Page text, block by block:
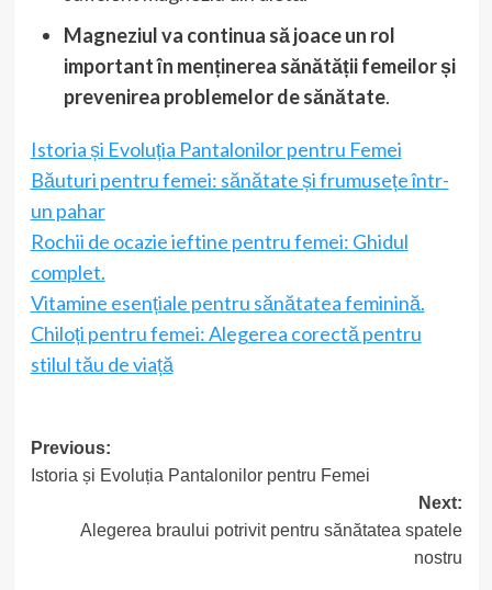
Magneziul va continua să joace un rol
important în menținerea sănătății femeilor și
prevenirea problemelor de sănătate.
Istoria și Evoluția Pantalonilor pentru Femei
Băuturi pentru femei: sănătate și frumusețe într-
un pahar
Rochii de ocazie ieftine pentru femei: Ghidul
complet.
Vitamine esențiale pentru sănătatea feminină.
Chiloți pentru femei: Alegerea corectă pentru
stilul tău de viață
Post
navigation
Previous:
Istoria și Evoluția Pantalonilor pentru Femei
Next:
Alegerea braului potrivit pentru sănătatea spatele
nostru